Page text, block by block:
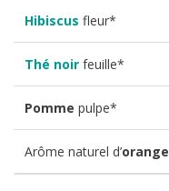
Hibiscus fleur*
Thé noir feuille*
Pomme pulpe*
Arôme naturel d’orange